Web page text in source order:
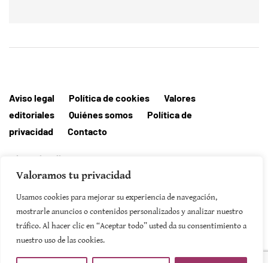
Valoramos tu privacidad
Usamos cookies para mejorar su experiencia de navegación,
mostrarle anuncios o contenidos personalizados y analizar nuestro
tráfico. Al hacer clic en “Aceptar todo” usted da su consentimiento a
nuestro uso de las cookies.
Aviso legal Política de cookies
Valores
editoriales
Quiénes somos
Política de
privacidad
Contacto
Editorial MallorcaHora
SUSCRIBIRSE